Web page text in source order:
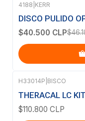
-12%OFF
4188 KERR
DISCO PULIDO
$40.500 CLP
H33014P BISCO
THERACAL LC
$110.800 CLP